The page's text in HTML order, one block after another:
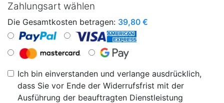
Zahlungsart wählen
Die Gesamtkosten betragen: 39,80 €
Ich bin einverstanden und verlange ausdrücklich,
dass Sie vor Ende der Widerrufsfrist mit der
Ausführung der beauftragten Dienstleistung